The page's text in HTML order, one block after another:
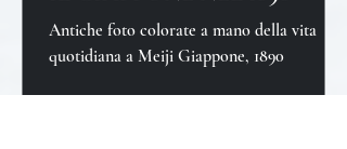
Antiche foto colorate a mano della vita
quotidiana a Meiji Giappone, 1890